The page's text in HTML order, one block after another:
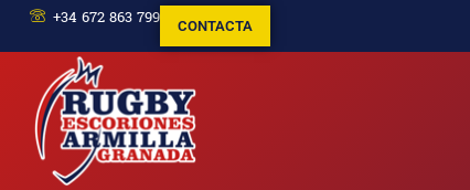
+34 672 863 799 CONTACTA